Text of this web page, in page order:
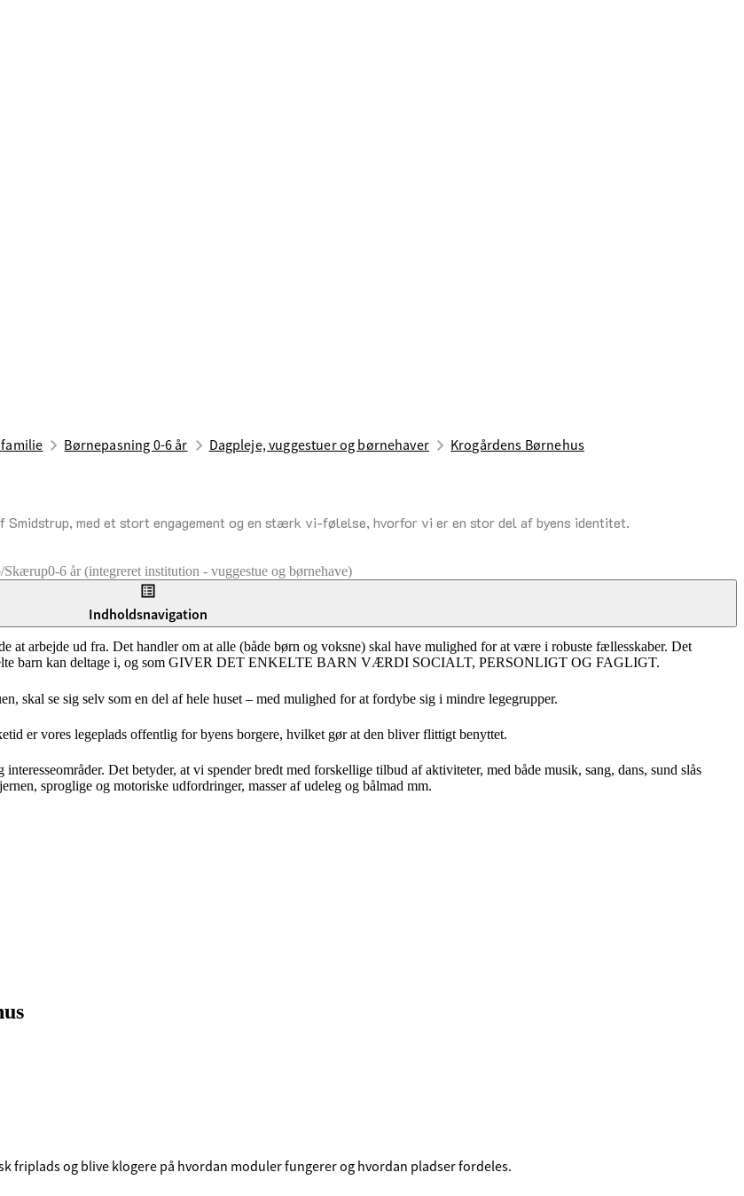
Børnepasning 0-6 år Dagpleje, vuggestuer og børnehaver Krogårdens Børnehus
med et stort engagement og en stærk vi-følelse, hvorfor vi er en stor del af byens identitet.
Skærup0-6 år (integreret institution - vuggestue og børnehave)
Indholdsnavigation
at arbejde ud fra. Det handler om at alle (både børn og voksne) skal have mulighed for at være i robuste fællesskaber. Det
barn kan deltage i, og som GIVER DET ENKELTE BARN VÆRDI SOCIALT, PERSONLIGT OG FAGLIGT.
skal se sig selv som en del af hele huset – med mulighed for at fordybe sig i mindre legegrupper.
er vores legeplads offentlig for byens borgere, hvilket gør at den bliver flittigt benyttet.
Det betyder, at vi spender bredt med forskellige tilbud af aktiviteter, med både musik, sang, dans, sund slås
sproglige og motoriske udfordringer, masser af udeleg og bålmad mm.
friplads og blive klogere på hvordan moduler fungerer og hvordan pladser fordeles.